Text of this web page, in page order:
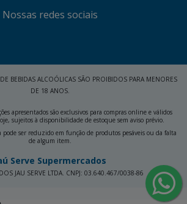
Nossas redes sociais
BEBIDAS ALCOÓLICAS SÃO PROIBIDOS PARA MENORES
DE 18 ANOS.
apresentados são exclusivos para compras online e válidos
sujeitos à disponibilidade de estoque sem aviso prévio.
ser reduzido em função de produtos pesáveis ou da falta
de algum item.
Serve Supermercados
JAU SERVE LTDA. CNPJ: 03.640.467/0038-86